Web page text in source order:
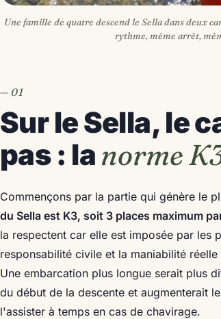
Une famille de quatre descend le Sella dans deux
rythme, même arrêt,
Sur le Sella, le
pas : la norme
Commençons par la partie qui génère le
du Sella est K3, soit 3 places maximum
la respectent car elle est imposée par les
responsabilité civile et la maniabilité
Une embarcation plus longue serait plus
du début de la descente et augmenterait
l'assister à temps en cas de chavirage.